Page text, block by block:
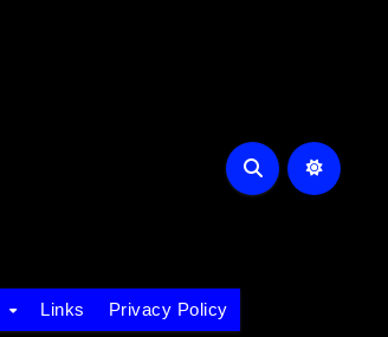
Links Privacy Policy